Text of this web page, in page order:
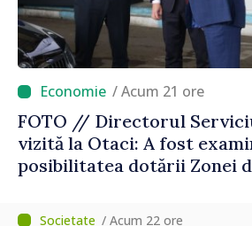
/ Acum 21 ore
FOTO // Directorul
vizită la Otaci: A fost
posibilitatea dotării Zonei
/ Acum 22 ore